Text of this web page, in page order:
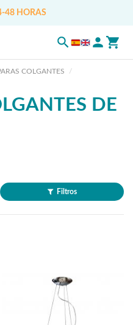
48 HORAS
COLGANTES
DE
Filtros